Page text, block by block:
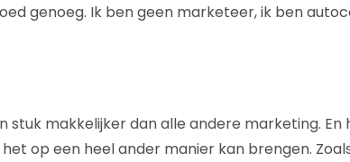
genoeg. Ik ben geen marketeer, ik ben
stuk makkelijker dan alle andere marketing.
op een heel ander manier kan brengen.